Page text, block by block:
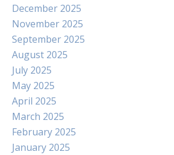
December 2025
November 2025
September 2025
August 2025
July 2025
May 2025
April 2025
March 2025
February 2025
January 2025